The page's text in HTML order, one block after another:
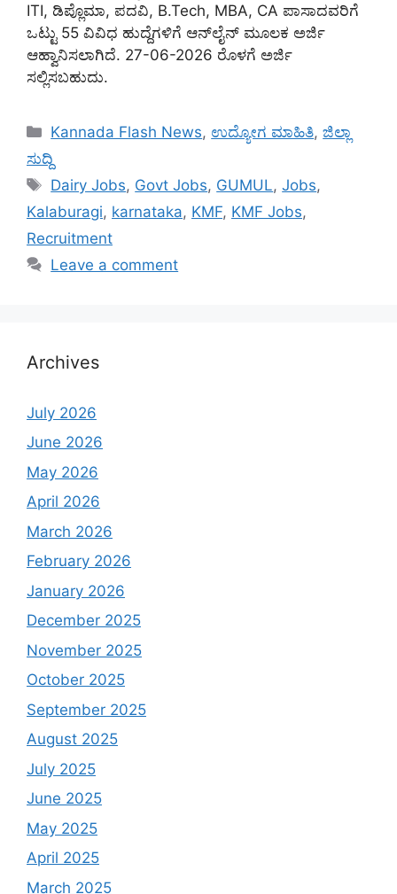
ITI, ಡಿಪ್ಲೊಮಾ, ಪದವಿ, B.Tech, MBA, CA ಪಾಸಾದವರಿಗೆ
ಒಟ್ಟು 55 ವಿವಿಧ ಹುದ್ದೆಗಳಿಗೆ ಆನ್‌ಲೈನ್ ಮೂಲಕ ಅರ್ಜಿ
ಆಹ್ವಾನಿಸಲಾಗಿದೆ. 27-06-2026 ರೊಳಗೆ ಅರ್ಜಿ
ಸಲ್ಲಿಸಬಹುದು.
Categories
Kannada Flash News, ಉದ್ಯೋಗ ಮಾಹಿತಿ,ಜಿಲ್ಲಾ
ಸುದ್ದಿ
Tags
Dairy Jobs, Govt Jobs, GUMUL,Jobs,
Kalaburagi, karnataka, KMF, KMF Jobs,
Recruitment
Leave a comment
Archives
July 2026
June 2026
May 2026
April 2026
March 2026
February 2026
January 2026
December 2025
November 2025
October 2025
September 2025
August 2025
July 2025
June 2025
May 2025
April 2025
March 2025